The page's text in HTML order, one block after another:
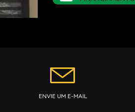
ENVIE UM E-MAIL